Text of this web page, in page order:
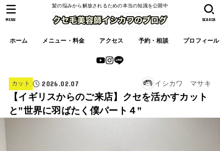
髪の悩みから解放されるための本当の知識を公開中
ホーム メニュー・料金 アクセス 予約・相談 プロフィール
SEARCH
MENU
カット 2026.02.07 イシカワ マサキ
【イギリスからのご来店】クセを活かすカット
と”世界に羽ばたく僕パート４”